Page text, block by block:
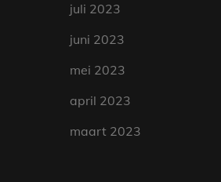
juli 2023
juni 2023
mei 2023
april 2023
maart 2023